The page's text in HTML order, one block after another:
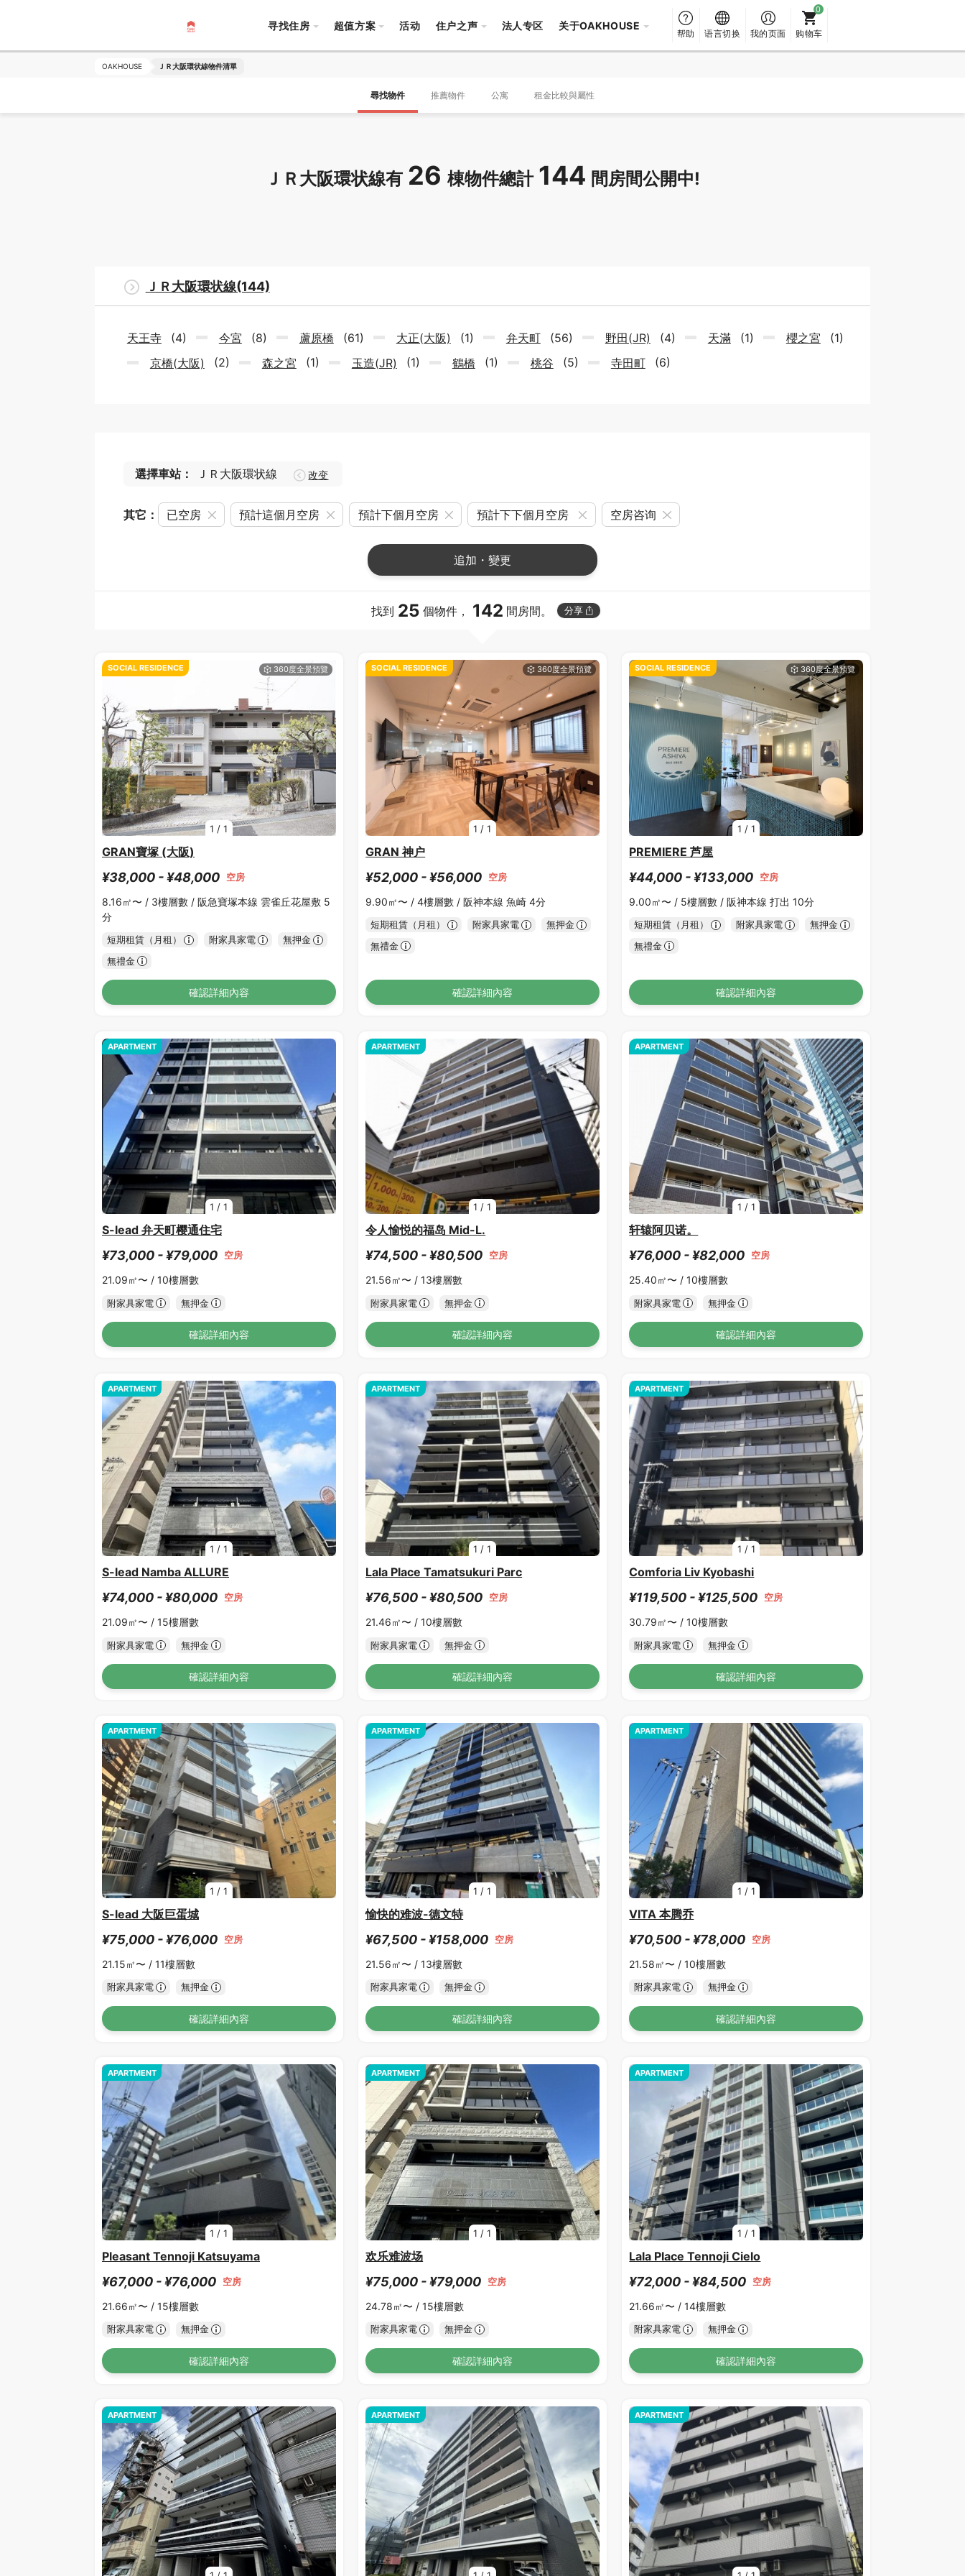
寻找住房 超值方案 活动 住户之声 法人专区 关于OAKHOUSE
帮助 语言切换 我的页面 购物车
OAKHOUSE ＪＲ大阪環状線物件清單
尋找物件 推薦物件 公寓 租金比較與屬性
ＪＲ大阪環状線有 26 棟物件總計 144 間房間公開中!
ＪＲ大阪環状線(144)
天王寺 (4) 今宮 (8) 蘆原橋 (61) 大正(大阪) (1) 弁天町 (56) 野田(JR) (4) 天滿 (1) 櫻之宮
(1)
京橋(大阪)
(2) 森之宮 (1) 玉造(JR) (1) 鶴橋 (1) 桃谷 (5) 寺田町 (6)
選擇車站： ＪＲ大阪環状線 改变
其它： 已空房 預計這個月空房 預計下個月空房 預計下下個月空房 空房咨询
追加・變更
找到 25 個物件， 142 間房間。 分享
1 /1
SOCIAL RESIDENCE
GRAN寶塚 (大阪)
¥38,000 - ¥48,000 空房
8.16㎡〜 / 3樓層數 / 阪急寶塚本線 雲雀丘花屋敷 5
分
短期租賃（月租） 附家具家電
無押金
無禮金
確認詳細內容
1 /1
SOCIAL RESIDENCE
GRAN 神户
¥52,000 - ¥56,000 空房
9.90㎡〜 /4樓層數 /阪神本線 魚崎 4分
短期租賃（月租） 附家具家電
無押金
無禮金
確認詳細內容
1 / 1
SOCIAL RESIDENCE
PREMIERE 芦屋
¥44,000 - ¥133,000 空房
9.00㎡〜 / 5樓層數 /阪神本線 打出 10分
短期租賃（月租） 附家具家電
無押金
無禮金
確認詳細內容
1 /1
APARTMENT
S-lead 弁天町樱通住宅
¥73,000 - ¥79,000 空房
21.09㎡〜 / 10樓層數
附家具家電 無押金
確認詳細內容
1 /1
APARTMENT
令人愉悦的福岛 Mid-L.
¥74,500 - ¥80,500 空房
21.56㎡〜 /13樓層數
附家具家電 無押金
確認詳細內容
1 / 1
APARTMENT
轩辕阿贝诺。
¥76,000 - ¥82,000 空房
25.40㎡〜 /10樓層數
附家具家電 無押金
確認詳細內容
1 /1
APARTMENT
S-lead Namba ALLURE
¥74,000 - ¥80,000 空房
21.09㎡〜 / 15樓層數
附家具家電 無押金
確認詳細內容
1 /1
APARTMENT
Lala Place Tamatsukuri Parc
¥76,500 - ¥80,500 空房
21.46㎡〜 /10樓層數
附家具家電 無押金
確認詳細內容
1 / 1
APARTMENT
Comforia Liv Kyobashi
¥119,500 - ¥125,500 空房
30.79㎡〜 /10樓層數
附家具家電 無押金
確認詳細內容
1 /1
APARTMENT
S-lead 大阪巨蛋城
¥75,000 - ¥76,000 空房
21.15㎡〜 / 11樓層數
附家具家電 無押金
確認詳細內容
1 /1
APARTMENT
愉快的难波-德文特
¥67,500 - ¥158,000 空房
21.56㎡〜 /13樓層數
附家具家電 無押金
確認詳細內容
1 / 1
APARTMENT
VITA 本腾乔
¥70,500 - ¥78,000 空房
21.58㎡〜 /10樓層數
附家具家電 無押金
確認詳細內容
1 /1
APARTMENT
Pleasant Tennoji Katsuyama
¥67,000 - ¥76,000 空房
21.66㎡〜 / 15樓層數
附家具家電 無押金
確認詳細內容
1 /1
APARTMENT
欢乐难波场
¥75,000 - ¥79,000 空房
24.78㎡〜 /15樓層數
附家具家電 無押金
確認詳細內容
1 / 1
APARTMENT
Lala Place Tennoji Cielo
¥72,000 - ¥84,500 空房
21.66㎡〜 /14樓層數
附家具家電 無押金
確認詳細內容
APARTMENT APARTMENT APARTMENT